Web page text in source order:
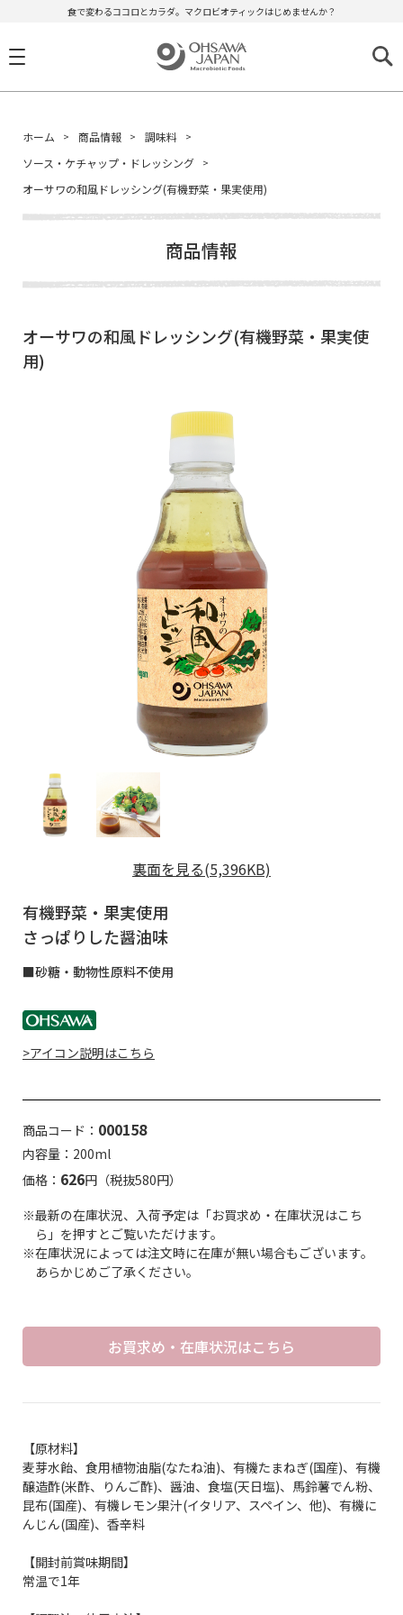
食で変わるココロとカラダ。マクロビオティックはじめませんか？
ホーム 商品情報
調味料
ソース・ケチャップ・ドレッシング
オーサワの和風ドレッシング(有機野菜・果実使用)
商品情報
オーサワの和風ドレッシング(有機野菜・果実使
用)
裏面を見る(5,396KB)
有機野菜・果実使用
さっぱりした醤油味
■砂糖・動物性原料不使用
>アイコン説明はこちら
商品コード： 000158
内容量：200ml
価格： 626円（税抜580円）
※最新の在庫状況、入荷予定は「お買求め・在庫状況はこち
ら」を押すとご覧いただけます。
※在庫状況によっては注文時に在庫が無い場合もございます。
あらかじめご了承ください。
お買求め・在庫状況はこちら
【原材料】
麦芽水飴、食用植物油脂(なたね油)、有機たまねぎ(国産)、有機
醸造酢(米酢、りんご酢)、醤油、食塩(天日塩)、馬鈴薯でん粉、
昆布(国産)、有機レモン果汁(イタリア、スペイン、他)、有機に
んじん(国産)、香辛料
【開封前賞味期間】
常温で1年